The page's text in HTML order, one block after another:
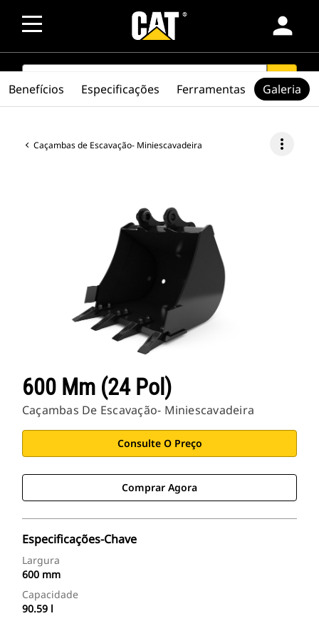
person
SEARCH search
Caçambas de Escavação- Miniescavadeira more_vert
600 Mm (24 Pol)
Caçambas De Escavação- Miniescavadeira
Consulte O Preço
Comprar Agora
Especificações-Chave
Largura
600 mm
Capacidade
90.59 l
Benefícios Especificações Ferramentas Galeria